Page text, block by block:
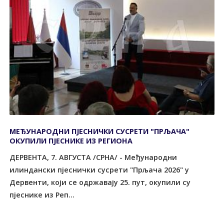
МЕЂУНАРОДНИ ПЈЕСНИЧКИ СУСРЕТИ "ПРЉАЧА"
ОКУПИЛИ ПЈЕСНИКЕ ИЗ РЕГИОНА
ДЕРВЕНТА, 7. АВГУСТА /СРНА/ - Међународни
илиндански пјеснички сусрети "Прљача 2026" у
Дервенти, који се одржавају 25. пут, окупили су
пјеснике из Реп...